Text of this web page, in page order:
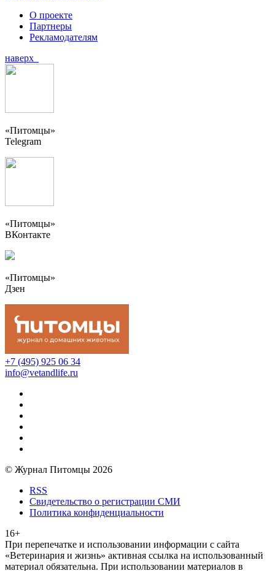
О проекте
Партнеры
Рекламодателям
наверх
«Питомцы»
Telegram
«Питомцы»
ВКонтакте
«Питомцы»
Дзен
+7 (495) 925 06 34
info@vetandlife.ru
© Журнал Питомцы 2026
RSS
Свидетельство о регистрации СМИ
Политика конфиденциальности
16+
При перепечатке и использовании информации с сайта
«Ветеринария и жизнь» активная ссылка на использованный
материал обязательна. При использовании материалов в